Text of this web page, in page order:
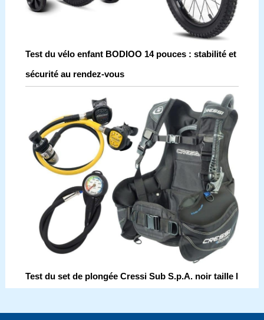
Test du vélo enfant BODIOO 14 pouces : stabilité et
sécurité au rendez-vous
Test du set de plongée Cressi Sub S.p.A. noir taille l